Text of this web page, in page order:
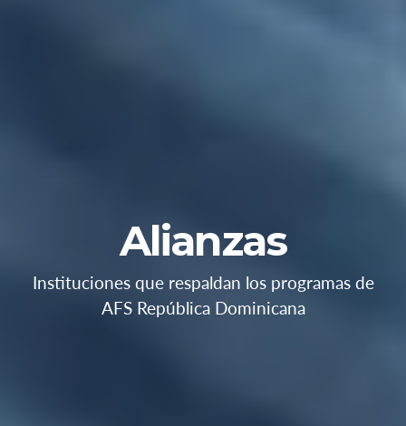
Alianzas
Instituciones que respaldan los programas de
AFS República Dominicana